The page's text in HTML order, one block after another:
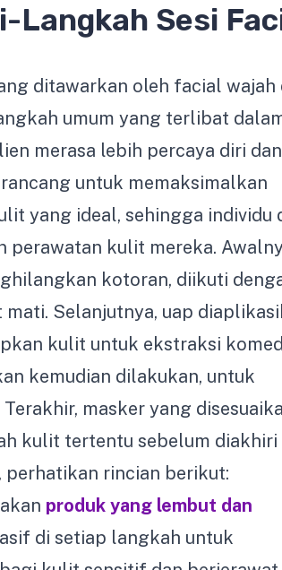
Langkah Sesi
ditawarkan oleh facial wajah
umum yang terlibat
merasa lebih percaya diri
untuk memaksimalkan
yang ideal, sehingga individu
kulit mereka.
kotoran, diikuti
Selanjutnya, uap
kulit untuk ekstraksi
kemudian dilakukan, untuk
masker yang
kulit tertentu sebelum diakhiri
perhatikan rincian berikut:
produk yang lembut dan
di setiap langkah untuk